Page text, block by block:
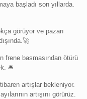
başladı son yıllarda.
görüyor ve pazarı
frene basmasından ötürü
🛎
artışlar bekleniyor.
artışını görürüz.